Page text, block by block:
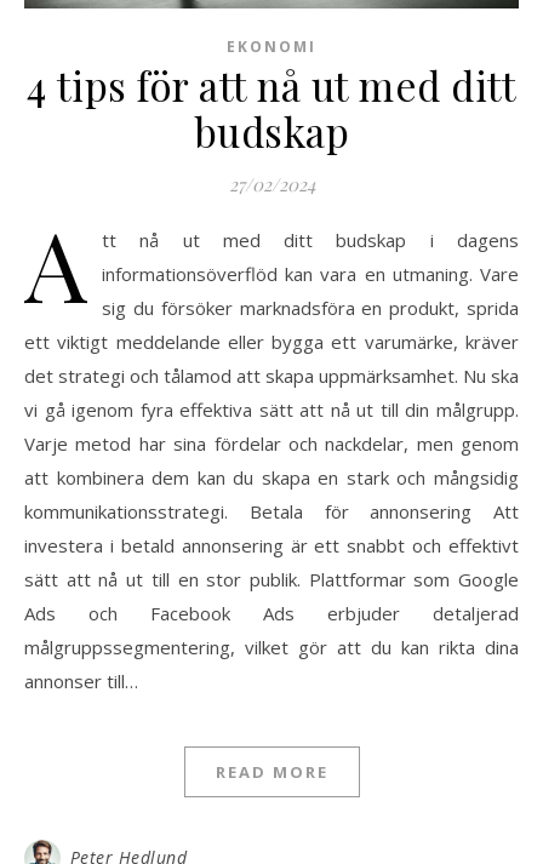
EKONOMI
4 tips för att nå ut med ditt
budskap
27/02/2024
A
tt nå ut med ditt budskap i dagens
informationsöverflöd kan vara en utmaning. Vare
sig du försöker marknadsföra en produkt, sprida
ett viktigt meddelande eller bygga ett varumärke, kräver
det strategi och tålamod att skapa uppmärksamhet. Nu ska
vi gå igenom fyra effektiva sätt att nå ut till din målgrupp.
Varje metod har sina fördelar och nackdelar, men genom
att kombinera dem kan du skapa en stark och mångsidig
kommunikationsstrategi. Betala för annonsering Att
investera i betald annonsering är ett snabbt och effektivt
sätt att nå ut till en stor publik. Plattformar som Google
Ads och Facebook Ads erbjuder detaljerad
målgruppssegmentering, vilket gör att du kan rikta dina
annonser till…
READ MORE
Peter Hedlund